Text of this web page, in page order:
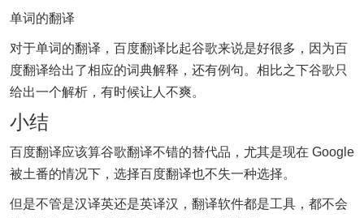
单词的翻译
对于单词的翻译，百度翻译比起谷歌来说是好很多，因为百
度翻译给出了相应的词典解释，还有例句。相比之下谷歌只
给出一个解析，有时候让人不爽。
小结
百度翻译应该算谷歌翻译不错的替代品，尤其是现在 Google
被土番的情况下，选择百度翻译也不失一种选择。
但是不管是汉译英还是英译汉，翻译软件都是工具，都不会